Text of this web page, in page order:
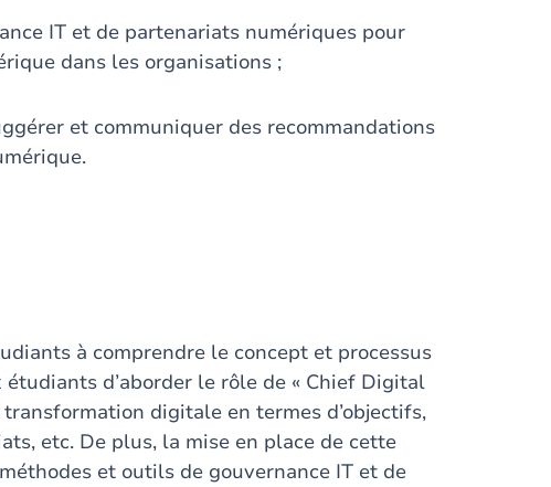
IT et de partenariats numériques pour
dans les organisations ;
et communiquer des recommandations
à comprendre le concept et processus
d’aborder le rôle de « Chief Digital
digitale en termes d’objectifs,
etc. De plus, la mise en place de cette
et outils de gouvernance IT et de